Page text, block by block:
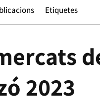
Etiquetes
2023